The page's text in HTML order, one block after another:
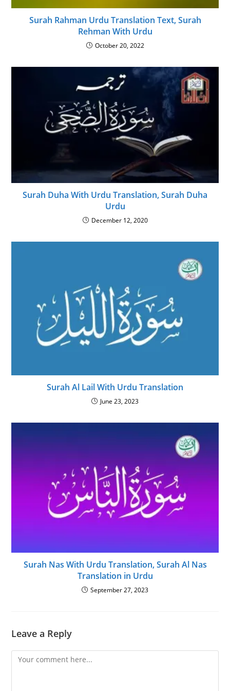
Surah Rahman Urdu Translation Text, Surah
Rehman With Urdu
October 20, 2022
Surah Duha With Urdu Translation, Surah Duha
Urdu
December 12, 2020
Surah Al Lail With Urdu Translation
June 23, 2023
Surah Nas With Urdu Translation, Surah Al Nas
Translation in Urdu
September 27, 2023
Leave a Reply
Comment